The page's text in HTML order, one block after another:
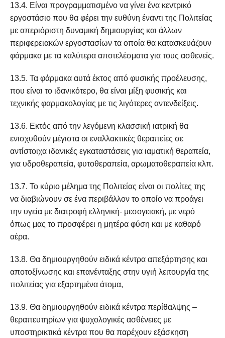
13.4. Είναι προγραμματισμένο να γίνει ένα κεντρικό
εργοστάσιο που θα φέρει την ευθύνη έναντι της Πολιτείας
με απεριόριστη δυναμική δημιουργίας και άλλων
περιφερειακών εργοστασίων τα οποία θα κατασκευάζουν
φάρμακα με τα καλύτερα αποτελέσματα για τους ασθενείς.
13.5. Τα φάρμακα αυτά έκτος από φυσικής προέλευσης,
που είναι το ιδανικότερο, θα είναι μίξη φυσικής και
τεχνικής φαρμακολογίας με τις λιγότερες αντενδείξεις.
13.6. Εκτός από την λεγόμενη κλασσική ιατρική θα
ενισχυθούν μέγιστα οι εναλλακτικές θεραπείες σε
αντίστοιχα ιδανικές εγκαταστάσεις για ιαματική θεραπεία,
για υδροθεραπεία, φυτοθεραπεία, αρωματοθεραπεία κλπ.
13.7. Το κύριο μέλημα της Πολιτείας είναι οι πολίτες της
να διαβιώνουν σε ένα περιβάλλον το οποίο να προάγει
την υγεία με διατροφή ελληνική- μεσογειακή, με νερό
όπως μας το προσφέρει η μητέρα φύση και με καθαρό
αέρα.
13.8. Θα δημιουργηθούν ειδικά κέντρα απεξάρτησης και
αποτοξίνωσης και επανένταξης στην υγιή λειτουργία της
πολιτείας για εξαρτημένα άτομα,
13.9. Θα δημιουργηθούν ειδικά κέντρα περίθαλψης –
θεραπευτηρίων για ψυχολογικές ασθένειες με
υποστηρικτικά κέντρα που θα παρέχουν εξάσκηση